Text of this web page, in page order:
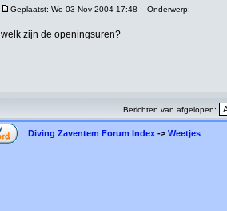
Geplaatst: Wo 03 Nov 2004 17:48 Onderwerp:
welk zijn de openingsuren?
Berichten van afgelopen:
Diving Zaventem Forum Index -> Weetjes